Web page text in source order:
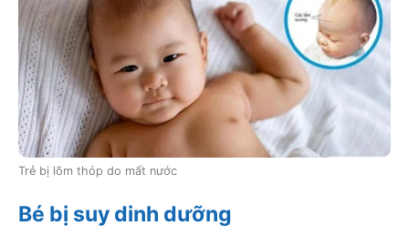
Trẻ bị lõm thóp do mất nước
Bé bị suy dinh dưỡng